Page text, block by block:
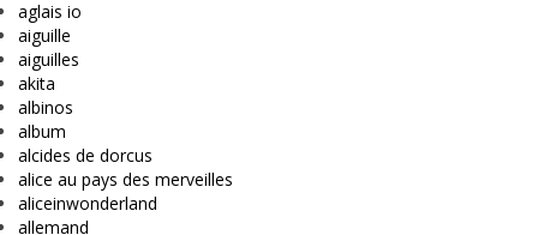
aglais io
aiguille
aiguilles
akita
albinos
album
alcides de dorcus
alice au pays des merveilles
aliceinwonderland
allemand